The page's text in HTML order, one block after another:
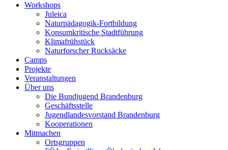
Workshops
Juleica
Naturpädagogik-Fortbildung
Konsumkritische Stadtführung
Klimafrühstück
Naturforscher Rucksäcke
Camps
Projekte
Veranstaltungen
Über uns
Die Bundjugend Brandenburg
Geschäftsstelle
Jugendlandesvorstand Brandenburg
Kooperationen
Mitmachen
Ortsgruppen